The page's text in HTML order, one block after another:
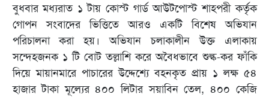
বুধবার মধ্যরাত ১ টায় কোস্ট গার্ড আউটপোস্ট শাহপরী কর্তৃক
গোপন সংবাদের ভিত্তিতে আরও একটি বিশেষ অভিযান
পরিচালনা করা হয়। অভিযান চলাকালীন উক্ত এলাকায়
সন্দেহজনক ১ টি বোট তল্লাশি করে অবৈধভাবে শুল্ক-কর ফাঁকি
দিয়ে মায়ানমারে পাচারের উদ্দেশ্যে বহনকৃত প্রায় ১ লক্ষ ৫৪
হাজার টাকা মূল্যের ৪০০ লিটার সয়াবিন তেল, ৪০০ কেজি